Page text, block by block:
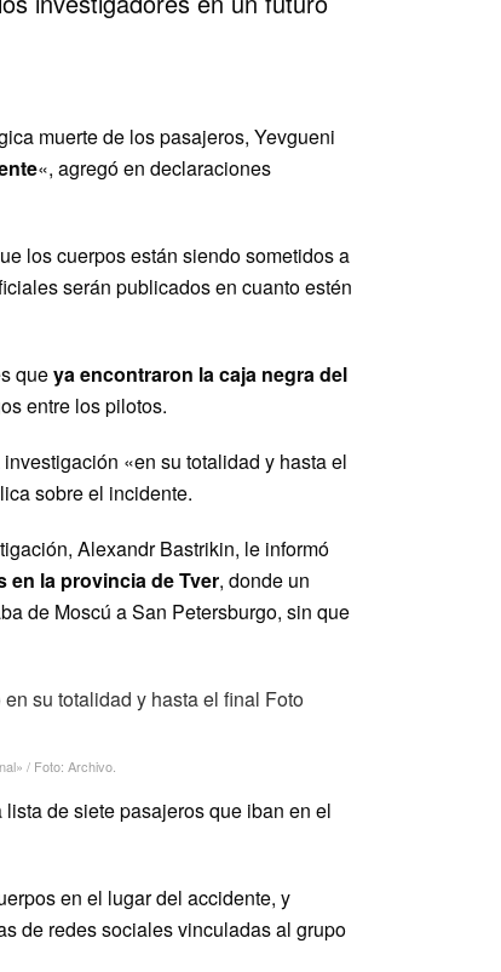
muerte de los pasajeros, Yevgueni
«, agregó en declaraciones
los cuerpos están siendo sometidos a
serán publicados en cuanto estén
queya encontraron la caja negra del
entre los pilotos.
«en su totalidad y hasta el
sobre el incidente.
Alexandr Bastrikin, le informó
la provincia de Tver, donde un
de Moscú a San Petersburgo, sin que
/ Foto: Archivo.
de siete pasajeros que iban en el
en el lugar del accidente, y
de redes sociales vinculadas al grupo